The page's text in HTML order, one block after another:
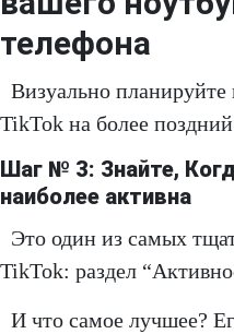
телефона
Визуально
TikTok на более
Шаг № 3: Знайте,
наиболее активна
Это один из самых
TikTok: раздел
И что самое лучшее?